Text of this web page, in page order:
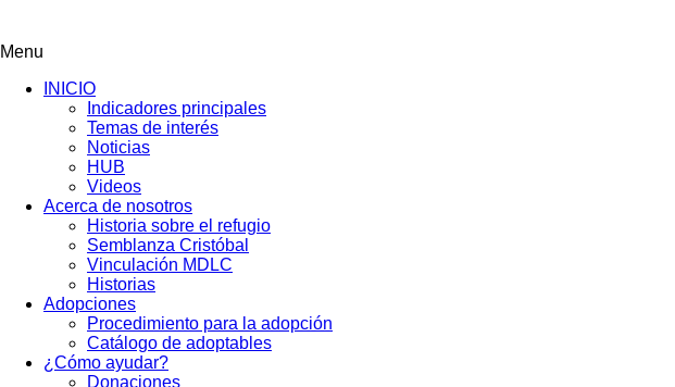
Menu
INICIO
Indicadores principales
Temas de interés
Noticias
HUB
Videos
Acerca de nosotros
Historia sobre el refugio
Semblanza Cristóbal
Vinculación MDLC
Historias
Adopciones
Procedimiento para la adopción
Catálogo de adoptables
¿Cómo ayudar?
Donaciones